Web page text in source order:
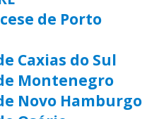
de Porto
Caxias do Sul
Montenegro
Novo Hamburgo